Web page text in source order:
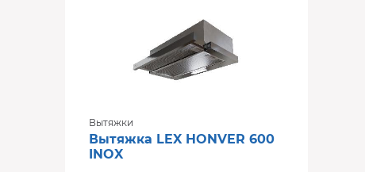
Вытяжки
Вытяжка LEX HONVER 600
INOX